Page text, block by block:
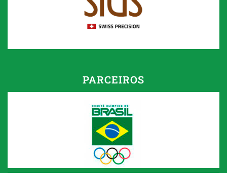
PARCEIROS